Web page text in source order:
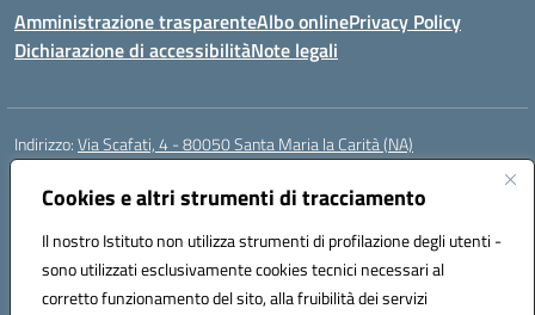
Cookies e altri strumenti di tracciamento
Il nostro Istituto non utilizza strumenti di profilazione degli utenti -
sono utilizzati esclusivamente cookies tecnici necessari al
corretto funzionamento del sito, alla fruibilità dei servizi
Amministrazione trasparenteAlbo onlinePrivacy Policy
Dichiarazione di accessibilitàNote legali
Indirizzo:Via Scafati, 4 - 80050 Santa Maria la Carità (NA)
Centralino:
Posta elettronica certificata (PEC):NAEE21900T@pec.istruzione.it
Codice fiscale: 90016250632
Codice meccanografico:NAEE21900T
Codice Indice delle Pubbliche Amministrazioni (IPA): istsc_naee21900t